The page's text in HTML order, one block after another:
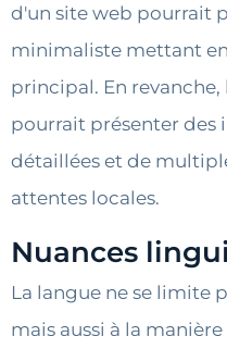
d'un site web pourrait
minimaliste mettant
principal. En
pourrait présenter des
détaillées et de
attentes locales.
Nuances
La langue ne se limite
mais aussi à la